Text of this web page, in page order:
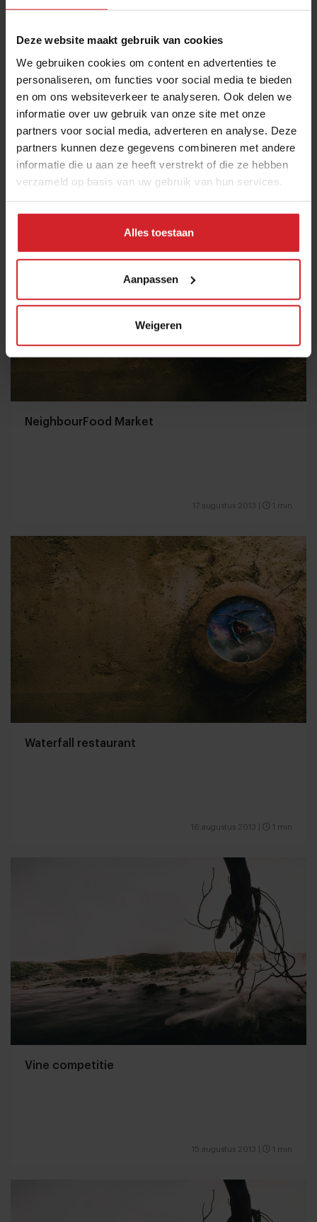
Deze website maakt gebruik van cookies
We gebruiken cookies om content en advertenties te
personaliseren, om functies voor social media te bieden
en om ons websiteverkeer te analyseren. Ook delen we
informatie over uw gebruik van onze site met onze
partners voor social media, adverteren en analyse. Deze
partners kunnen deze gegevens combineren met andere
informatie die u aan ze heeft verstrekt of die ze hebben
verzameld op basis van uw gebruik van hun services.
Alles toestaan
Aanpassen
Weigeren
Suikerspin druif
18 augustus 2013| 1 min
NeighbourFood Market
17 augustus 2013 1 min
Waterfall restaurant
16 augustus 2013 1 min
Vine competitie
15 augustus 2013 1 min